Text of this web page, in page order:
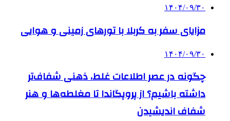
۱۴۰۴/۰۹/۳۰
مزایای سفر به کربلا با تورهای زمینی و هوایی
۱۴۰۴/۰۹/۳۰
چگونه در عصر اطلاعات غلط، ذهنی شفاف‌تر
داشته باشیم؟ از پروپگاندا تا مغلطه‌ها و هنر
شفاف اندیشیدن